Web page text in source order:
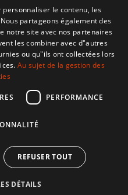
S'abonner
CMS :
BASQUE
FRENCH
personnaliser le contenu, les
partageons également des
notre site avec nos partenaires
les combiner avec d"autres
ou qu"ils ont collectées lors
Au sujet de la gestion des
PERFORMANCE
REFUSER TOUT
DÉTAILS